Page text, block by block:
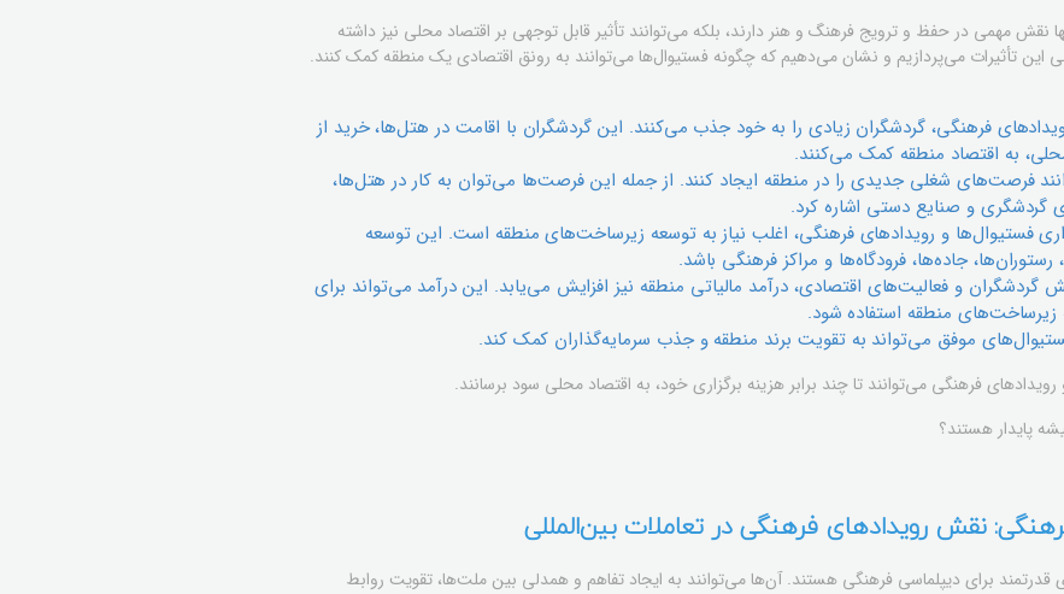
نقش مهمی در حفظ و ترویج فرهنگ و هنر دارند، بلکه می‌توانند تأثیر قابل توجهی بر اقتصاد محلی نیز داشته
تأثیرات می‌پردازیم و نشان می‌دهیم که چگونه فستیوال‌ها می‌توانند به رونق اقتصادی یک منطقه کمک کنند.
فرهنگی، گردشگران زیادی را به خود جذب می‌کنند. این گردشگران با اقامت در هتل‌ها، خرید از
به اقتصاد منطقه کمک می‌کنند.
فرصت‌های شغلی جدیدی را در منطقه ایجاد کنند. از جمله این فرصت‌ها می‌توان به کار در هتل‌ها،
گردشگری و صنایع دستی اشاره کرد.
فستیوال‌ها و رویدادهای فرهنگی، اغلب نیاز به توسعه زیرساخت‌های منطقه است. این توسعه
جاده‌ها، فرودگاه‌ها و مراکز فرهنگی باشد.
گردشگران و فعالیت‌های اقتصادی، درآمد مالیاتی منطقه نیز افزایش می‌یابد. این درآمد می‌تواند برای
منطقه استفاده شود.
موفق می‌تواند به تقویت برند منطقه و جذب سرمایه‌گذاران کمک کند.
فرهنگی می‌توانند تا چند برابر هزینه برگزاری خود، به اقتصاد محلی سود برسانند.
پایدار هستند؟
نقش رویدادهای فرهنگی در تعاملات بین‌المللی
قدرتمند برای دیپلماسی فرهنگی هستند. آن‌ها می‌توانند به ایجاد تفاهم و همدلی بین ملت‌ها، تقویت روابط